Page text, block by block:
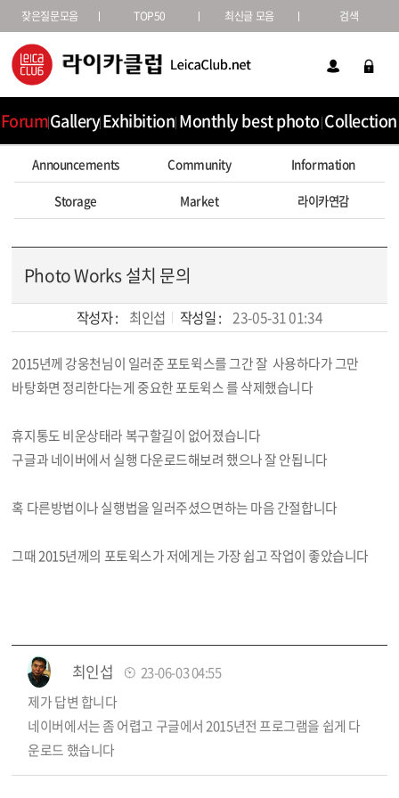
잦은질문모음 TOP50 최신글 모음 검색
ForumGalleryExhibition Monthly best photo Collection
Announcements Community Information
Storage Market 라이카연감
Photo Works 설치 문의
작성자 : 최인섭 작성일 : 23-05-31 01:34
본문
2015년께 강웅천님이 일러준 포토윅스를 그간 잘 사용하다가 그만
바탕화면 정리한다는게 중요한 포토윅스 를 삭제했습니다
휴지통도 비운상태라 복구할길이 없어졌습니다
구글과 네이버에서 실행 다운로드해보려 했으나 잘 안됩니다
혹 다른방법이나 실행법을 일러주셨으면하는 마음 간절합니다
그때 2015년께의 포토윅스가 저에게는 가장 쉽고 작업이 좋았습니다
최인섭
23-06-03 04:55
제가 답변 합니다
네이버에서는 좀 어렵고 구글에서 2015년전 프로그램을 쉽게 다
운로드 했습니다